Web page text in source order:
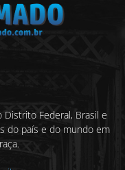
Federal, Brasil e
do país e do mundo em